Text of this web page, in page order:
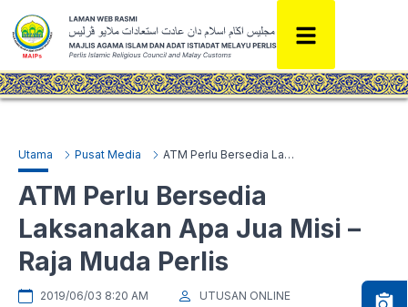
Utama Pusat Media ATM Perlu Bersedia Laksanakan Apa Jua Misi – Raja Muda Perlis
ATM Perlu Bersedia
Laksanakan Apa Jua Misi –
Raja Muda Perlis
2019/06/03 8:20 AM UTUSAN ONLINE